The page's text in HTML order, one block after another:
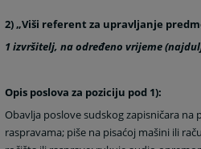
2) „Viši referent za
1 izvršitelj, na određeno vrijeme
Opis poslova za poziciju pod 1):
Obavlja poslove sudskog zapisničara na
raspravama; piše na pisaćoj mašini ili